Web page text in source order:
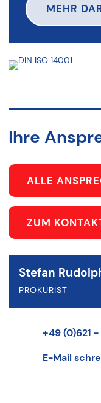
MEHR
Ihre
ALLE
ZUM
Stefan
PROKURIST
+49 (0)621
E-Mail